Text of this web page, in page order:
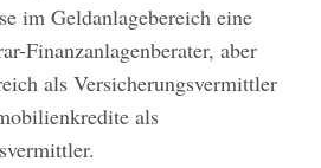
im Geldanlagebereich eine
Finanzanlagenberater, aber
als Versicherungsvermittler
als